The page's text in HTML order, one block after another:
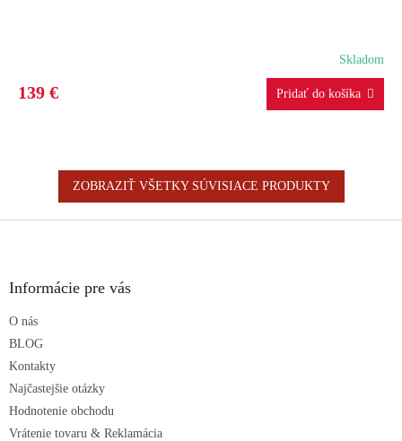
Skladom
139 €
ZOBRAZIŤ VŠETKY SÚVISIACE PRODUKTY
Informácie pre vás
O nás
BLOG
Kontakty
Najčastejšie otázky
Hodnotenie obchodu
Vrátenie tovaru & Reklamácia